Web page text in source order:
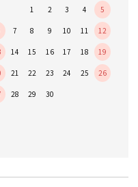
1 2 3 4 5
7 8 9 10 11 12
14 15 16 17 18 19
21 22 23 24 25 26
28 29 30